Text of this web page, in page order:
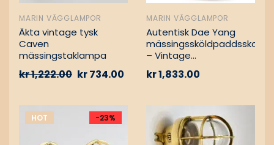
MARIN VÄGGLAMPOR
Äkta vintage tysk
Caven
mässingstaklampa
kr1,222.00 kr734.00
MARIN VÄGGLAMPOR
Autentisk Dae Yang
– Vintage
kr1,833.00
HOT -23%